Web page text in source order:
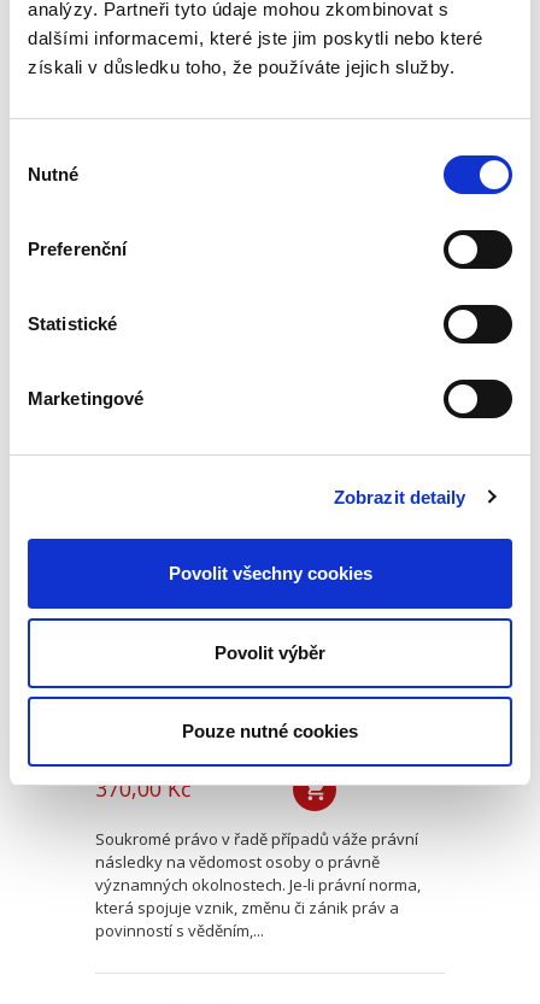
analýzy. Partneři tyto údaje mohou zkombinovat s
dalšími informacemi, které jste jim poskytli nebo které
získali v důsledku toho, že používáte jejich služby.
souhlasu
Nutné
Preferenční
Statistické
Marketingové
Zobrazit detaily
Povolit všechny cookies
Povolit výběr
Pouze nutné cookies
občanského
zákoníku
Renáta Šínová,
občanského zákoníku konané v lednu 2024 na
Právnické fakultě UP v Olomouci. Jejími
vědění o právně
významných
okolnostech
právnickým
370,00 Kč
Soukromé právo v řadě případů váže právní
následky na vědomost osoby o právně
významných okolnostech. Je-li právní norma,
která spojuje vznik, změnu či zánik práv a
povinností s věděním,...